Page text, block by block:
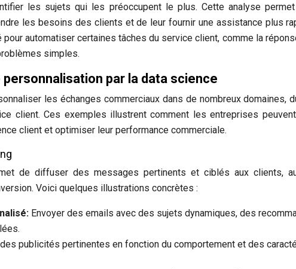
les sujets qui les préoccupent le plus. Cette analyse
les besoins des clients et de leur fournir une assistance plus
automatiser certaines tâches du service client, comme la
simples.
par la data science
les échanges commerciaux dans de nombreux domaines,
client. Ces exemples illustrent comment les entreprises
client et optimiser leur performance commerciale.
de diffuser des messages pertinents et ciblés aux clients,
Voici quelques illustrations concrètes :
Envoyer des emails avec des sujets dynamiques, des
publicités pertinentes en fonction du comportement et des